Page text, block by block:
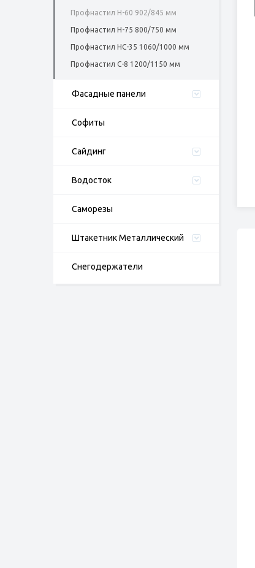
Профнастил Н-60 902/845 мм
Профнастил Н-75 800/750 мм
Профнастил НС-35 1060/1000 мм
Профнастил С-8 1200/1150 мм
Фасадные панели
Софиты
Cайдинг
Водосток
Саморезы
Штакетник Металлический
Снегодержатели